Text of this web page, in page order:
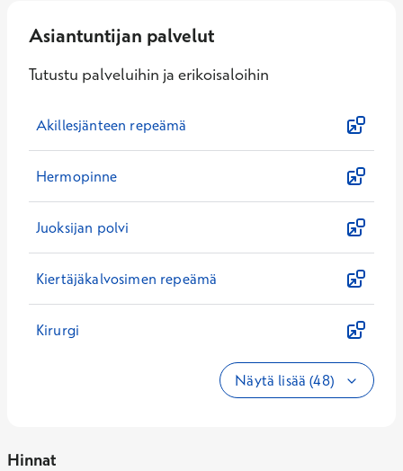
Asiantuntijan palvelut
Tutustu palveluihin ja erikoisaloihin
Akillesjänteen repeämä
Hermopinne
Juoksijan polvi
Kiertäjäkalvosimen repeämä
Kirurgi
Näytä lisää (48)
Hinnat